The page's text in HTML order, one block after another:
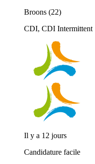
Broons (22)
CDI, CDI Intermittent
Il y a 12 jours
Candidature facile